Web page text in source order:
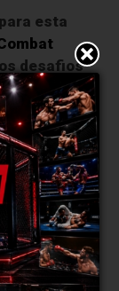
esta
desafios
dentro de
mas
a
tenho de